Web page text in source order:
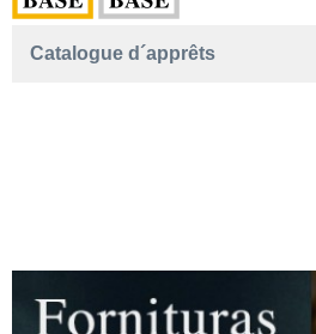
Catalogue d´apprêts